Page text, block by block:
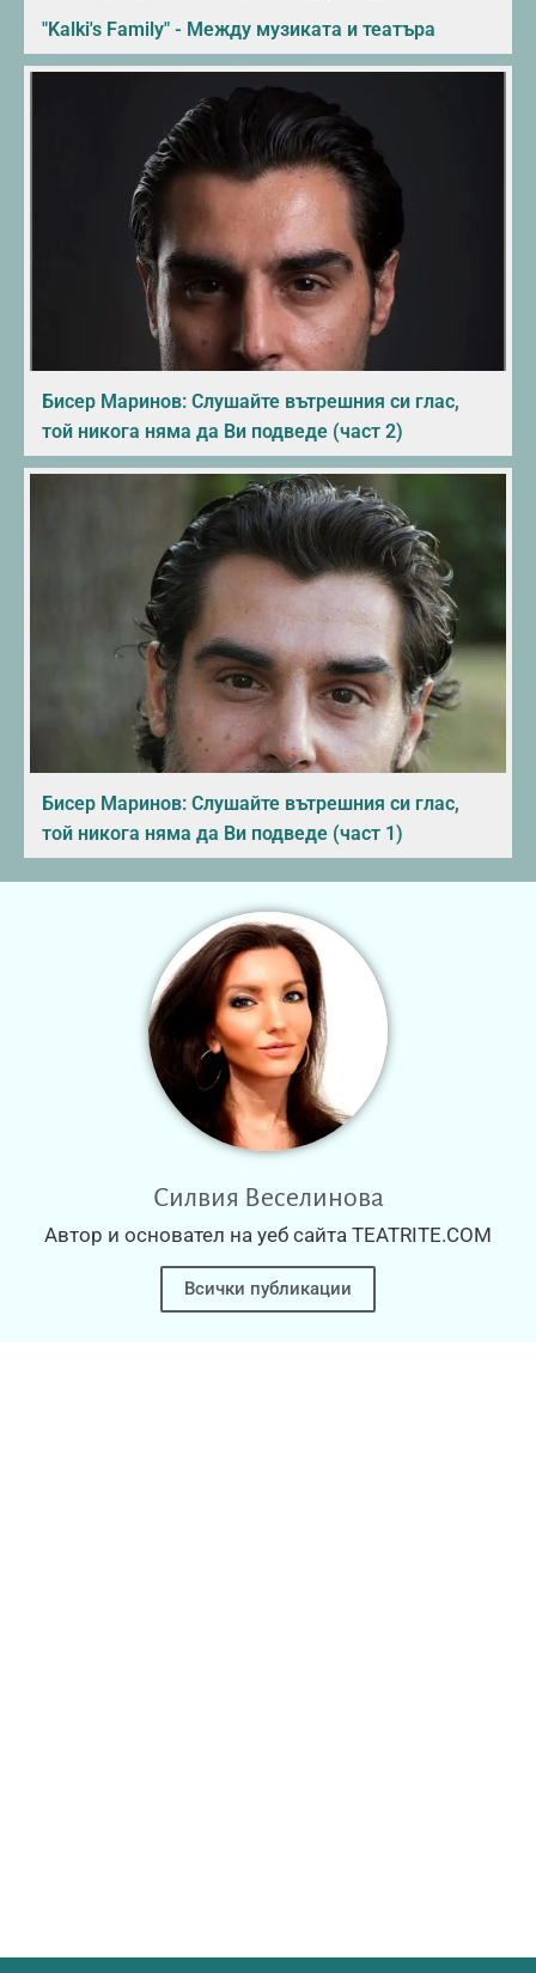
"Kalki's Family" - Между музиката и театъра
Бисер Маринов: Слушайте вътрешния си глас,
той никога няма да Ви подведе (част 2)
Бисер Маринов: Слушайте вътрешния си глас,
той никога няма да Ви подведе (част 1)
Силвия Веселинова
Автор и основател на уеб сайта TEATRITE.COM
Всички публикации